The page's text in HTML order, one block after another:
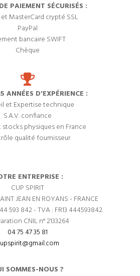
PAIEMENT SÉCURISÉS :
et MasterCard crypté SSL
PayPal
bancaire SWIFT
Chèque
ANNÉES D'EXPÉRIENCE :
et Expertise technique
S.A.V. confiance
physiques en France
qualité fournisseur
ENTREPRISE :
CUP SPIRIT
JEAN EN ROYANS - FRANCE
593 842 - TVA : FR13 444593842.
CNIL n° 2133264
04 75 47 35 81
SOMMES-NOUS ?